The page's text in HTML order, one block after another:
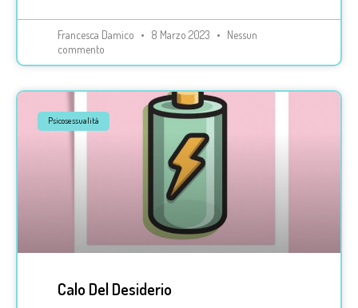
Francesca Damico 8 Marzo 2023
Nessun
commento
Psicosessualità
Calo Del Desiderio